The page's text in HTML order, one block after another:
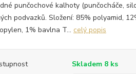
punčochové kalhoty (punčocháče,
podvazků. Složení: 85% polyamid,
1% bavlna T... celý popis
Skladem 8 ks